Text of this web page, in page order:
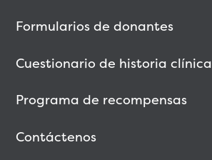
Formularios de donantes
Cuestionario de historia clínica
Programa de recompensas
Contáctenos